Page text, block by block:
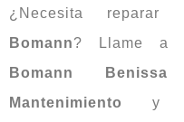
¿Necesita
Bomann? Llame a
Bomann
Mantenimiento
y